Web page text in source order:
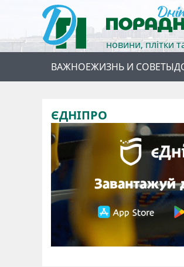
новини, плітки
ВАЖНОЕЖИЗНЬ И СОВЕТЫ
ЄДНІПРО